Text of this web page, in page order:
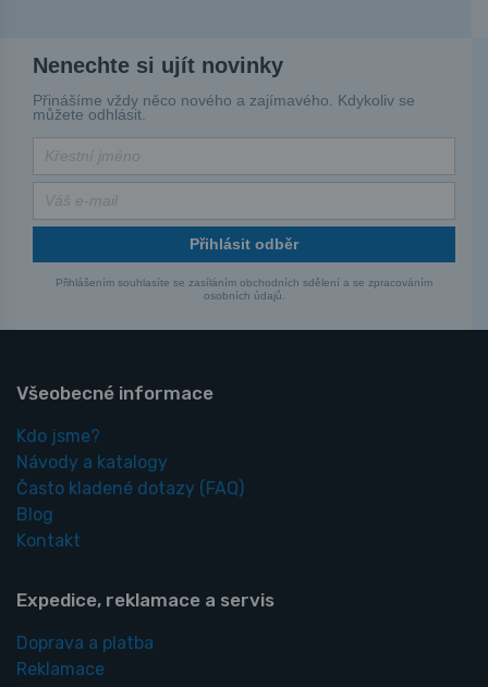
Nenechte si ujít novinky
Přinášíme vždy něco nového a zajímavého. Kdykoliv se
můžete odhlásit.
Přihlásit odběr
Přihlášením souhlasíte se zasíláním obchodních sdělení a se zpracováním
osobních údajů.
Všeobecné informace
Kdo jsme?
Návody a katalogy
Často kladené dotazy (FAQ)
Blog
Kontakt
Expedice, reklamace a servis
Doprava a platba
Reklamace